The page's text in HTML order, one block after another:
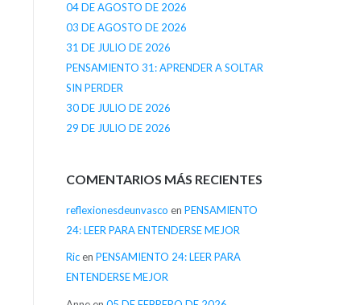
04 DE AGOSTO DE 2026
03 DE AGOSTO DE 2026
31 DE JULIO DE 2026
PENSAMIENTO 31: APRENDER A SOLTAR
SIN PERDER
30 DE JULIO DE 2026
29 DE JULIO DE 2026
COMENTARIOS MÁS RECIENTES
reflexionesdeunvasco en PENSAMIENTO
24: LEER PARA ENTENDERSE MEJOR
Ricen PENSAMIENTO 24: LEER PARA
ENTENDERSE MEJOR